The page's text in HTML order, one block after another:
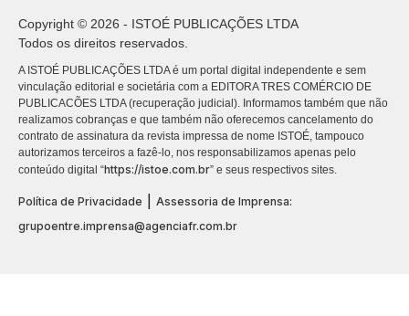
Copyright © 2026 - ISTOÉ PUBLICAÇÕES LTDA
Todos os direitos reservados.
A ISTOÉ PUBLICAÇÕES LTDA é um portal digital independente e sem
vinculação editorial e societária com a EDITORA TRES COMÉRCIO DE
PUBLICACÕES LTDA (recuperação judicial). Informamos também que não
realizamos cobranças e que também não oferecemos cancelamento do
contrato de assinatura da revista impressa de nome ISTOÉ, tampouco
autorizamos terceiros a fazê-lo, nos responsabilizamos apenas pelo
conteúdo digital “https://istoe.com.br” e seus respectivos sites.
Política de Privacidade
Assessoria de Imprensa:
grupoentre.imprensa@agenciafr.com.br